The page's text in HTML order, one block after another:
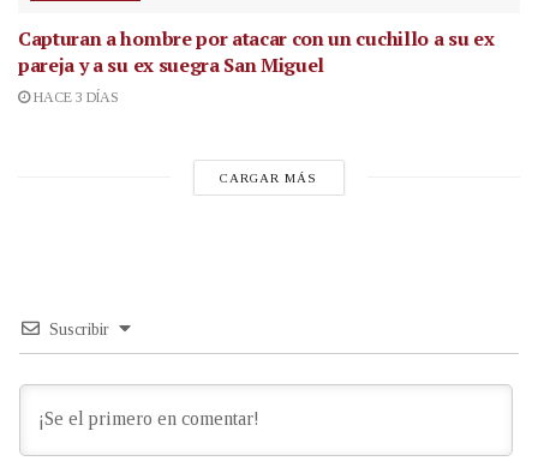
Capturan a hombre por atacar con un cuchillo a su ex
pareja y a su ex suegra San Miguel
HACE 3 DÍAS
CARGAR MÁS
Suscribir